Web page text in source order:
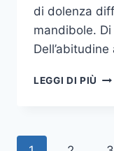
di dolenza
mandibole.
LEGGI DI PIÙ